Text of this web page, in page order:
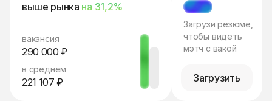
выше рынка на 31,2%
вакансия
290 000 ₽
в среднем
221 107 ₽
МЭТЧ
Загрузи резюме,
чтобы видеть
мэтч с вакой
Загрузить